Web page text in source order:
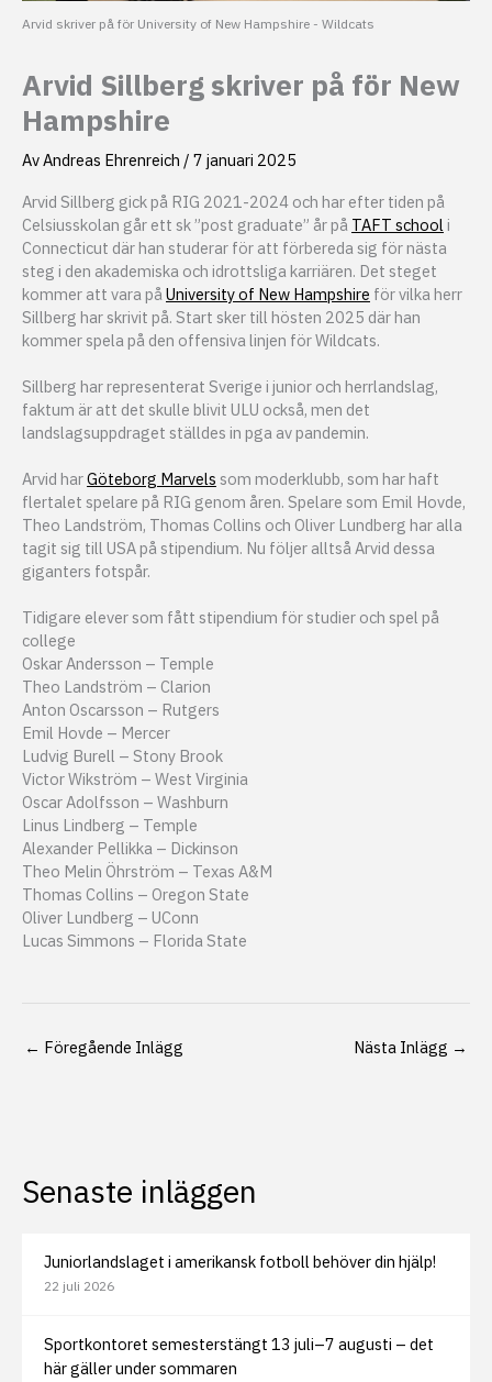
Arvid skriver på för University of New Hampshire - Wildcats
Arvid Sillberg skriver på för New
Hampshire
AvAndreas Ehrenreich / 7 januari 2025
Arvid Sillberg gick på RIG 2021-2024 och har efter tiden på
Celsiusskolan går ett sk ”post graduate” år på TAFT schooli
Connecticut där han studerar för att förbereda sig för nästa
steg i den akademiska och idrottsliga karriären. Det steget
kommer att vara påUniversity of New Hampshire för vilka herr
Sillberg har skrivit på. Start sker till hösten 2025 där han
kommer spela på den offensiva linjen för Wildcats.
Sillberg har representerat Sverige i junior och herrlandslag,
faktum är att det skulle blivit ULU också, men det
landslagsuppdraget ställdes in pga av pandemin.
Arvid harGöteborg Marvels som moderklubb, som har haft
flertalet spelare på RIG genom åren. Spelare som Emil Hovde,
Theo Landström, Thomas Collins och Oliver Lundberg har alla
tagit sig till USA på stipendium. Nu följer alltså Arvid dessa
giganters fotspår.
Tidigare elever som fått stipendium för studier och spel på
college
Oskar Andersson – Temple
Theo Landström – Clarion
Anton Oscarsson – Rutgers
Emil Hovde – Mercer
Ludvig Burell – Stony Brook
Victor Wikström – West Virginia
Oscar Adolfsson – Washburn
Linus Lindberg – Temple
Alexander Pellikka – Dickinson
Theo Melin Öhrström – Texas A&M
Thomas Collins – Oregon State
Oliver Lundberg – UConn
Lucas Simmons – Florida State
← Föregående Inlägg Nästa Inlägg →
Senaste inläggen
Juniorlandslaget i amerikansk fotboll behöver din hjälp!
22 juli 2026
Sportkontoret semesterstängt 13 juli–7 augusti – det
här gäller under sommaren